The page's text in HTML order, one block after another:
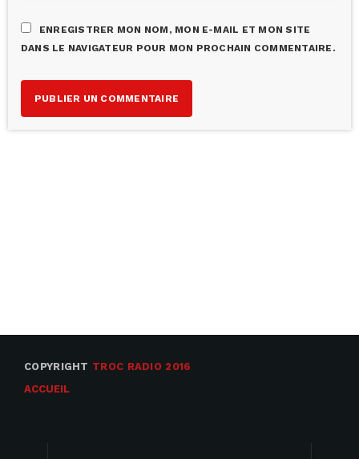
ENREGISTRER MON NOM, MON E-MAIL ET MON SITE
DANS LE NAVIGATEUR POUR MON PROCHAIN COMMENTAIRE.
COPYRIGHT TROC RADIO 2016
ACCUEIL